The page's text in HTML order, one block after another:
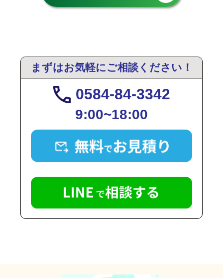
まずはお気軽にご相談ください！
0584-84-3342
9:00~18:00